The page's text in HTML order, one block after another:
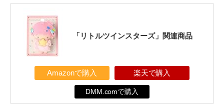
「リトルツインスターズ」関連商品
Amazonで購入 楽天で購入
DMM.comで購入